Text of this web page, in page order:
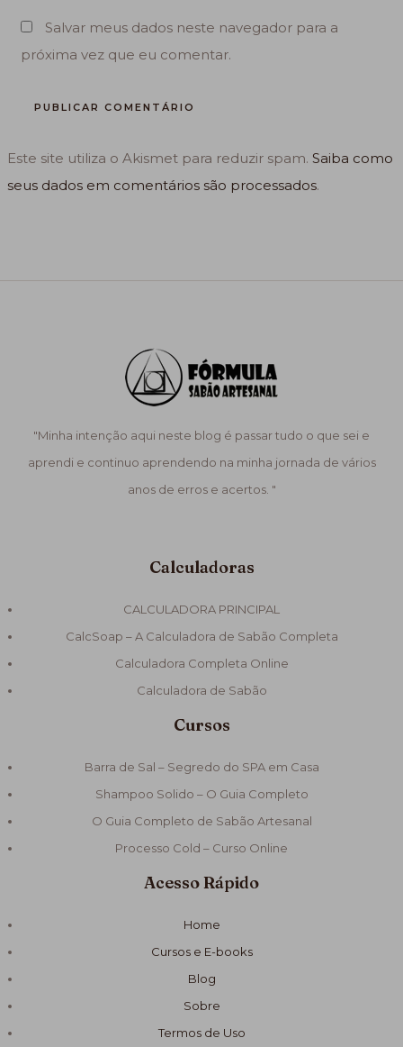
Salvar meus dados neste navegador para a
próxima vez que eu comentar.
Este site utiliza o Akismet para reduzir spam.Saiba como
seus dados em comentários são processados.
"Minha intenção aqui neste blog é passar tudo o que sei e
aprendi e continuo aprendendo na minha jornada de vários
anos de erros e acertos. "
Calculadoras
CALCULADORA PRINCIPAL
CalcSoap – A Calculadora de Sabão Completa
Calculadora Completa Online
Calculadora de Sabão
Cursos
Barra de Sal – Segredo do SPA em Casa
Shampoo Solido – O Guia Completo
O Guia Completo de Sabão Artesanal
Processo Cold – Curso Online
Acesso Rápido
Home
Cursos e E-books
Blog
Sobre
Termos de Uso